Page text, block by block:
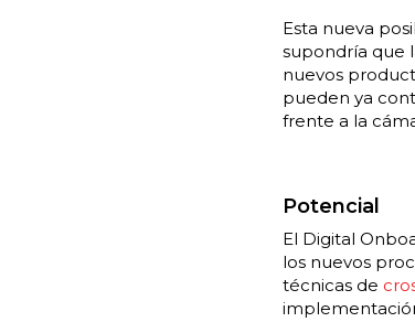
Esta nueva
supondría que
nuevos
pueden ya
frente a la
Potencial
El Digital
los nuevos
técnicas de